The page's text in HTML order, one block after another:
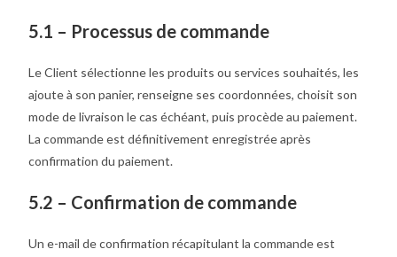
5.1 – Processus de commande
Le Client sélectionne les produits ou services souhaités, les
ajoute à son panier, renseigne ses coordonnées, choisit son
mode de livraison le cas échéant, puis procède au paiement.
La commande est définitivement enregistrée après
confirmation du paiement.
5.2 – Confirmation de commande
Un e-mail de confirmation récapitulant la commande est